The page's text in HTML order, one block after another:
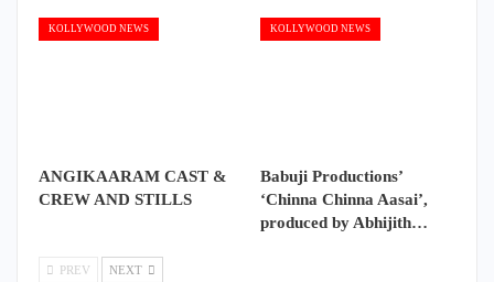
KOLLYWOOD NEWS
ANGIKAARAM CAST &
CREW AND STILLS
KOLLYWOOD NEWS
Babuji Productions’
‘Chinna Chinna Aasai’,
produced by Abhijith…
PREV NEXT